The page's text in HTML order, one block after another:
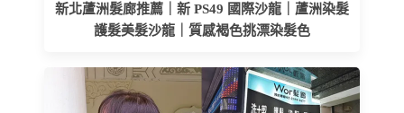
新北蘆洲髮廊推薦｜新 PS49 國際沙龍｜蘆洲染髮
護髮美髮沙龍｜質感褐色挑漂染髮色